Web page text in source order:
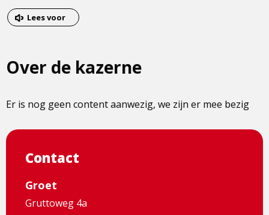
menu:
van
het
Dit
externe
Lees voor
Over de kazerne
Er is nog geen content aanwezig, we zijn er mee bezig
Contact
Groet
Gruttoweg 4a